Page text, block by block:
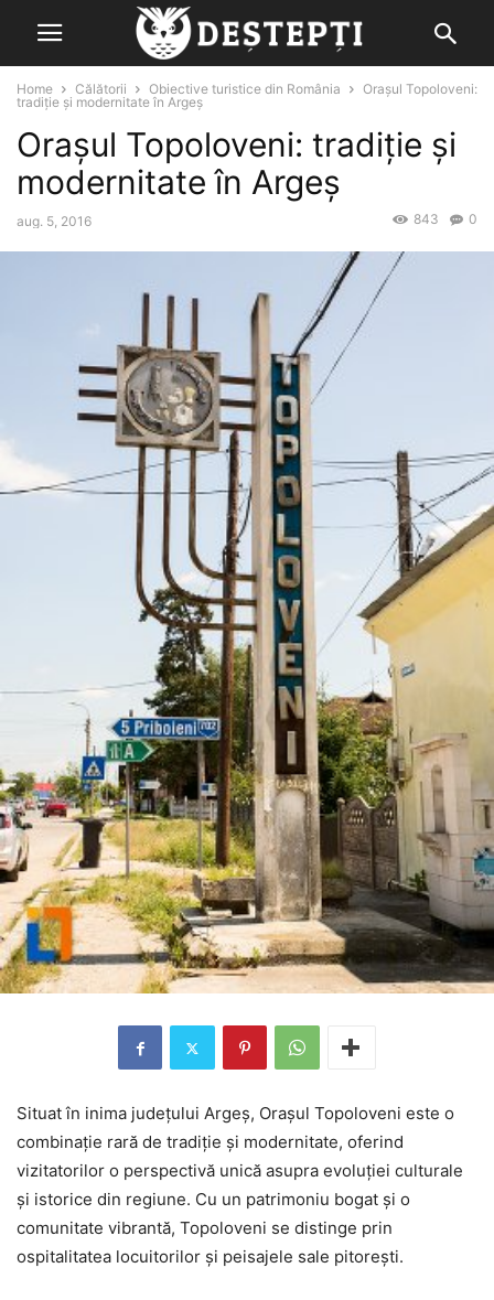
Home Călătorii Obiective turistice din România
Orașul Topoloveni:
tradiție și modernitate în Argeș
Orașul Topoloveni: tradiție și
modernitate în Argeș
aug. 5, 2016 0
843
Situat în inima județului Argeș, Orașul Topoloveni este o
combinație rară de tradiție și modernitate, oferind
vizitatorilor o perspectivă unică asupra evoluției culturale
și istorice din regiune. Cu un patrimoniu bogat și o
comunitate vibrantă, Topoloveni se distinge prin
ospitalitatea locuitorilor și peisajele sale pitorești.